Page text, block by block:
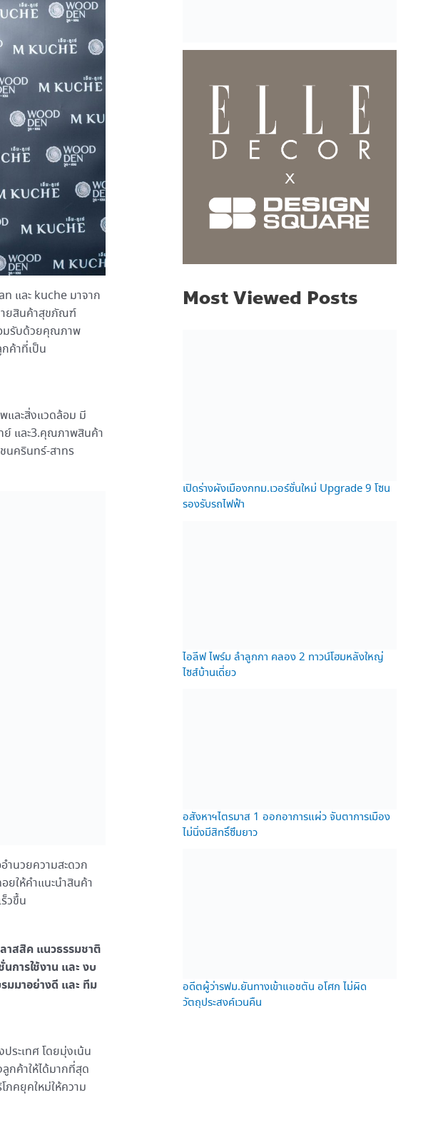
และ kuche มาจาก
ายสินค้าสุขภัณฑ์
อมรับด้วยคุณภาพ
ค้าที่เป็น
และสิ่งแวดล้อม มี
ย์ และ3.คุณภาพสินค้า
นครินทร์-สาทร
ำนวยความสะดวก
ให้คำแนะนำสินค้า
วขึ้น
าสสิค แนวธรรมชาติ
ารใช้งาน และ งบ
มมาอย่างดี และ ทีม
ระเทศ โดยมุ่งเน้น
กค้าให้ได้มากที่สุด
คยุคใหม่ให้ความ
Most Viewed Posts
เปิดร่างผังเมืองกทม.เวอร์ชั่นใหม่ Upgrade 9 โซน
รองรับรถไฟฟ้า
ไอลีฟ ไพร์ม ลำลูกกา คลอง 2 ทาวน์โฮมหลังใหญ่
ไซส์บ้านเดี่ยว
อสังหาฯไตรมาส 1 ออกอาการแผ่ว จับตาการเมือง
ไม่นิ่งมีสิทธิ์ซึมยาว
อดีตผู้ว่ารฟม.ยันทางเข้าแอชตัน อโศก ไม่ผิด
วัตถุประสงค์เวนคืน